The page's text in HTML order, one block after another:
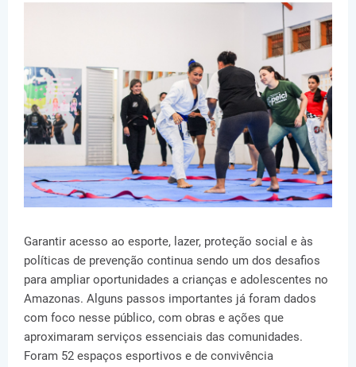
Garantir acesso ao esporte, lazer, proteção social e às
políticas de prevenção continua sendo um dos desafios
para ampliar oportunidades a crianças e adolescentes no
Amazonas. Alguns passos importantes já foram dados
com foco nesse público, com obras e ações que
aproximaram serviços essenciais das comunidades.
Foram 52 espaços esportivos e de convivência